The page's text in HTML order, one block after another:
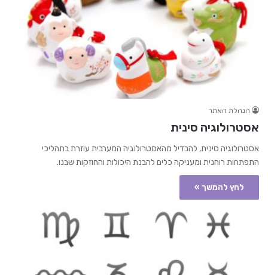
הנהלת האתר
אסטרולוגיה סינית
אסטרולוגיה סינית, להבדיל מהאסטרולוגיה המערבית עוזרת בתהליכי
התפתחות רוחנית ומעניקה כלים להבנת היכולות והחוזקות שבנו.
לחץ להמשך »